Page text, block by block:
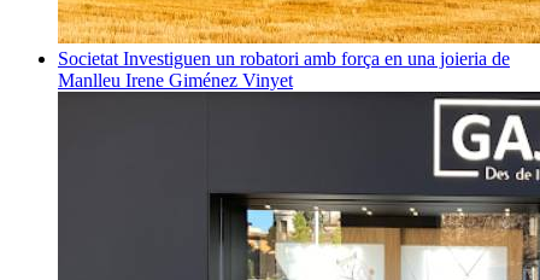
Societat Investiguen un robatori amb força en una joieria de
Manlleu Irene Giménez Vinyet